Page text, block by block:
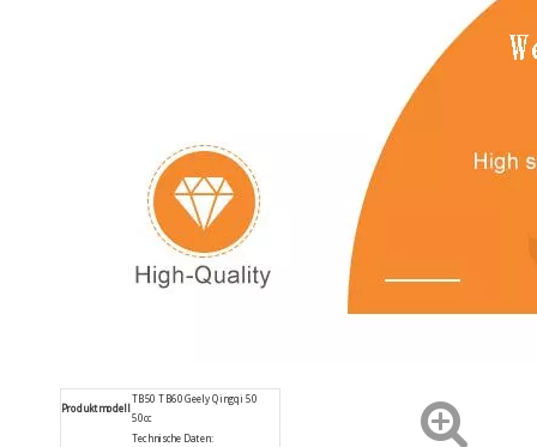
Produktmodell
TB50 TB60 Geely Qingqi 50
50cc
Technische Daten: